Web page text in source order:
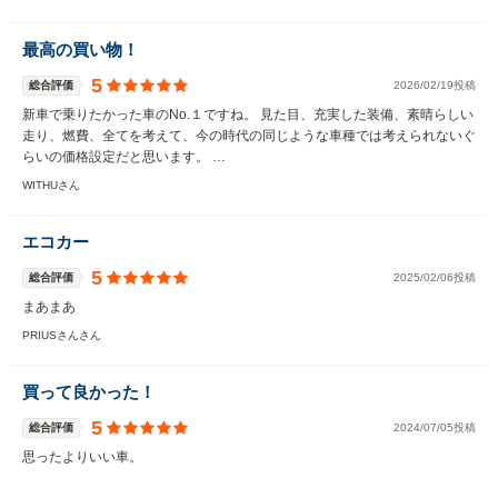
最高の買い物！
総合評価 5 2026/02/19投稿
新車で乗りたかった車のNo.１ですね。 見た目、充実した装備、素晴らしい
走り、燃費、全てを考えて、今の時代の同じような車種では考えられないぐ
らいの価格設定だと思います。 …
WITHUさん
エコカー
総合評価 5 2025/02/06投稿
まあまあ
PRIUSさんさん
買って良かった！
総合評価 5 2024/07/05投稿
思ったよりいい車。